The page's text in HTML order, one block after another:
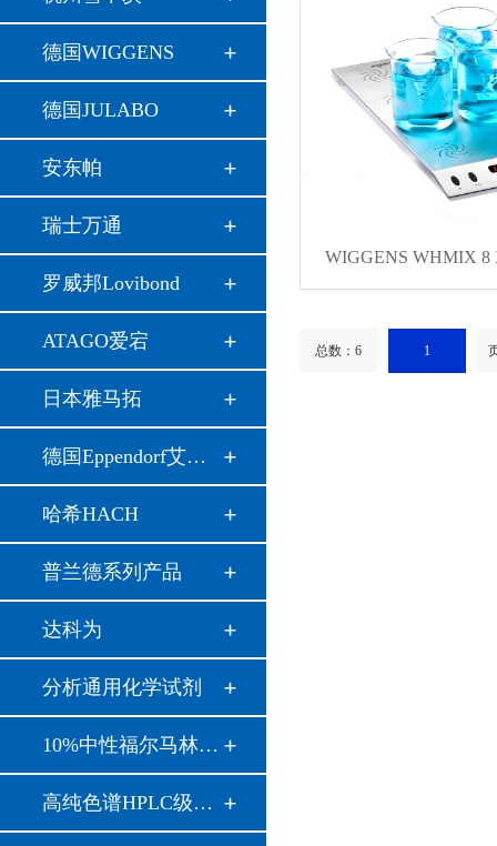
德国WIGGENS
德国JULABO
安东帕
瑞士万通
罗威邦Lovibond
ATAGO爱宕
日本雅马拓
德国Eppendorf艾本…
哈希HACH
普兰德系列产品
达科为
分析通用化学试剂
10%中性福尔马林溶…
高纯色谱HPLC级溶剂…
WIGGENS WHMIX
总数：6 1